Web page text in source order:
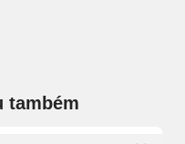
também